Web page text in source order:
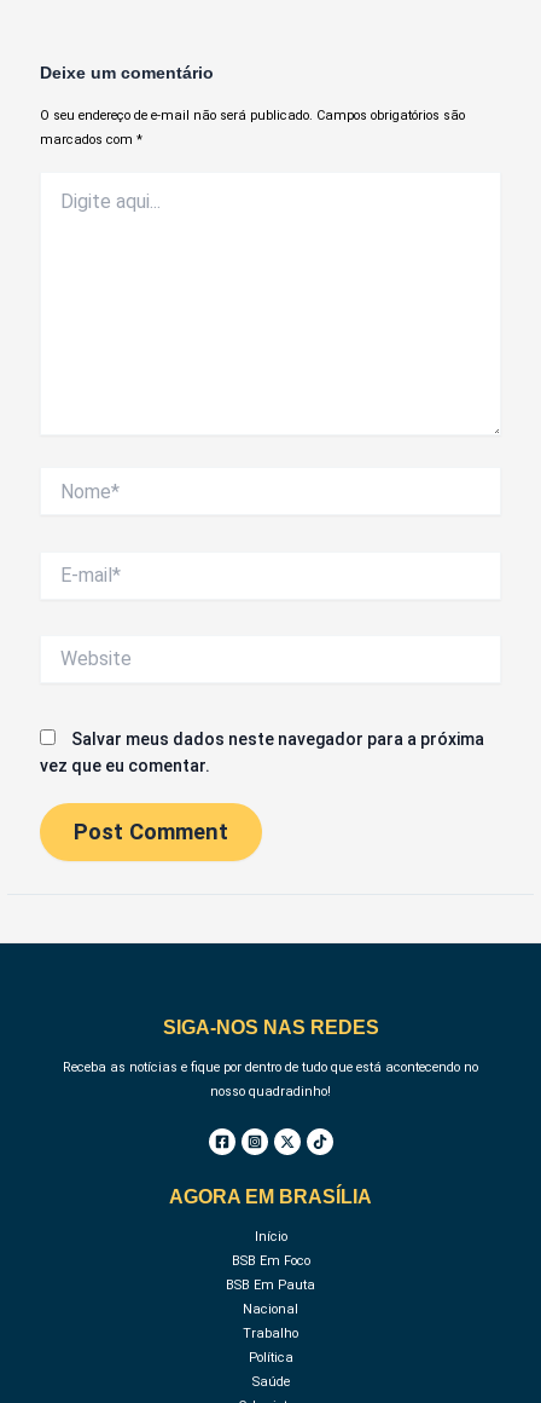
Deixe um comentário
O seu endereço de e-mail não será publicado. Campos obrigatórios são
marcados com*
aqui...
mail*
Salvar meus dados neste navegador para a próxima
vez que eu comentar.
SIGA-NOS NAS REDES
Receba as notícias e fique por dentro de tudo que está acontecendo no
nosso quadradinho!
AGORA EM BRASÍLIA
Início
BSB Em Foco
BSB Em Pauta
Nacional
Trabalho
Política
Saúde